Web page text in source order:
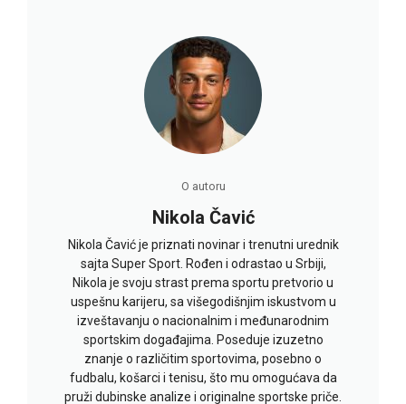
O autoru
Nikola Čavić
Nikola Čavić je priznati novinar i trenutni urednik
sajta Super Sport. Rođen i odrastao u Srbiji,
Nikola je svoju strast prema sportu pretvorio u
uspešnu karijeru, sa višegodišnjim iskustvom u
izveštavanju o nacionalnim i međunarodnim
sportskim događajima. Poseduje izuzetno
znanje o različitim sportovima, posebno o
fudbalu, košarci i tenisu, što mu omogućava da
pruži dubinske analize i originalne sportske priče.